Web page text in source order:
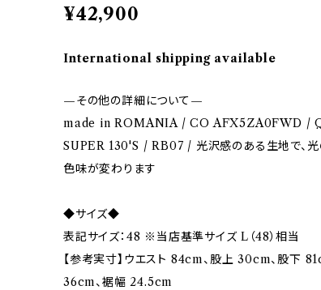
¥42,900
International shipping available
—その他の詳細について—
made in ROMANIA / CO AFX5ZA0FWD /
SUPER 130'S / RB07 / 光沢感のある生地で、光
色味が変わります
◆サイズ◆
表記サイズ：48 ※当店基準サイズ L（48）相当
【参考実寸】ウエスト 84cm、股上 30cm、股下
36cm、裾幅 24.5cm